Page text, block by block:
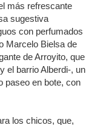
más refrescante
sugestiva
con perfumados
Marcelo Bielsa de
de Arroyito, que
el barrio Alberdi-, un
paseo en bote, con
los chicos, que,